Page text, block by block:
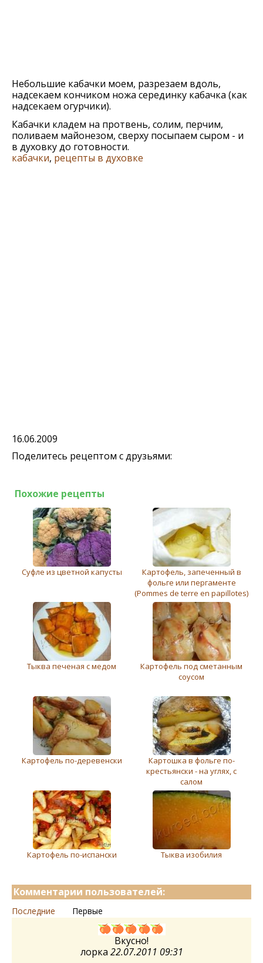
Небольшие кабачки моем, разрезаем вдоль,
надсекаем кончиком ножа серединку кабачка (как
надсекаем огурчики).
Кабачки кладем на протвень, солим, перчим,
поливаем майонезом, сверху посыпаем сыром - и
в духовку до готовности.
кабачки, рецепты в духовке
16.06.2009
Поделитесь рецептом с друзьями:
Похожие рецепты
Суфле из цветной капусты
Картофель, запеченный в
фольге или пергаменте
(Pommes de terre en papillotes)
Тыква печеная с медом
Картофель под сметанным
соусом
Картофель по-деревенски
Картошка в фольге по-
крестьянски - на углях, с
салом
Картофель по-испански Тыква изобилия
Комментарии пользователей:
Последние Первые
Вкусно!
лорка 22.07.2011 09:31